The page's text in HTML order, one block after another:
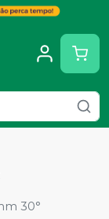
30°